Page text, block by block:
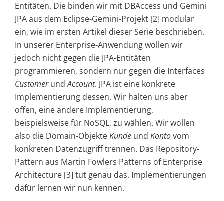
Entitäten. Die binden wir mit DBAccess und Gemini
JPA aus dem Eclipse-Gemini-Projekt [2] modular
ein, wie im ersten Artikel dieser Serie beschrieben.
In unserer Enterprise-Anwendung wollen wir
jedoch nicht gegen die JPA-Entitäten
programmieren, sondern nur gegen die Interfaces
CustomerundAccount. JPA ist eine konkrete
Implementierung dessen. Wir halten uns aber
offen, eine andere Implementierung,
beispielsweise für NoSQL, zu wählen. Wir wollen
also die Domain-ObjekteKunde und Kontovom
konkreten Datenzugriff trennen. Das Repository-
Pattern aus Martin Fowlers Patterns of Enterprise
Architecture [3] tut genau das. Implementierungen
dafür lernen wir nun kennen.